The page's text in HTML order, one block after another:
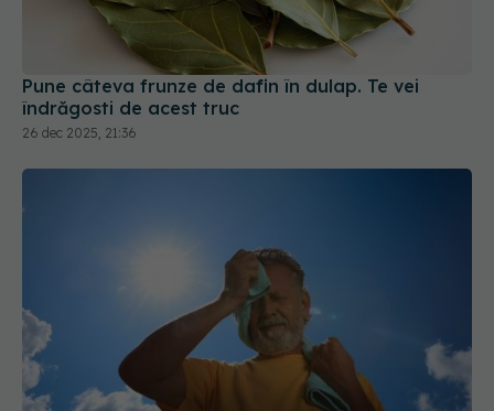
Pune câteva frunze de dafin în dulap. Te vei
îndrăgosti de acest truc
26 dec 2025, 21:36